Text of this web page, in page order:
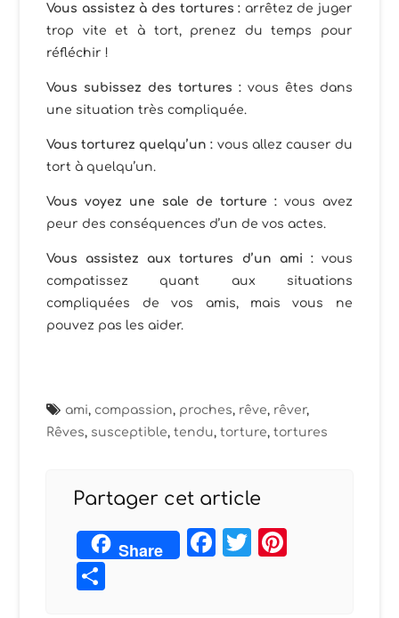
Vous assistez à des tortures : arrêtez de juger
trop vite et à tort, prenez du temps pour
réfléchir !
Vous subissez des tortures : vous êtes dans
une situation très compliquée.
Vous torturez quelqu’un : vous allez causer du
tort à quelqu’un.
Vous voyez une sale de torture : vous avez
peur des conséquences d’un de vos actes.
Vous assistez aux tortures d’un ami : vous
compatissez quant aux situations
compliquées de vos amis, mais vous ne
pouvez pas les aider.
ami, compassion, proches, rêve, rêver,
Rêves, susceptible,tendu,torture,tortures
Partager cet article
Share Facebook
Twitter